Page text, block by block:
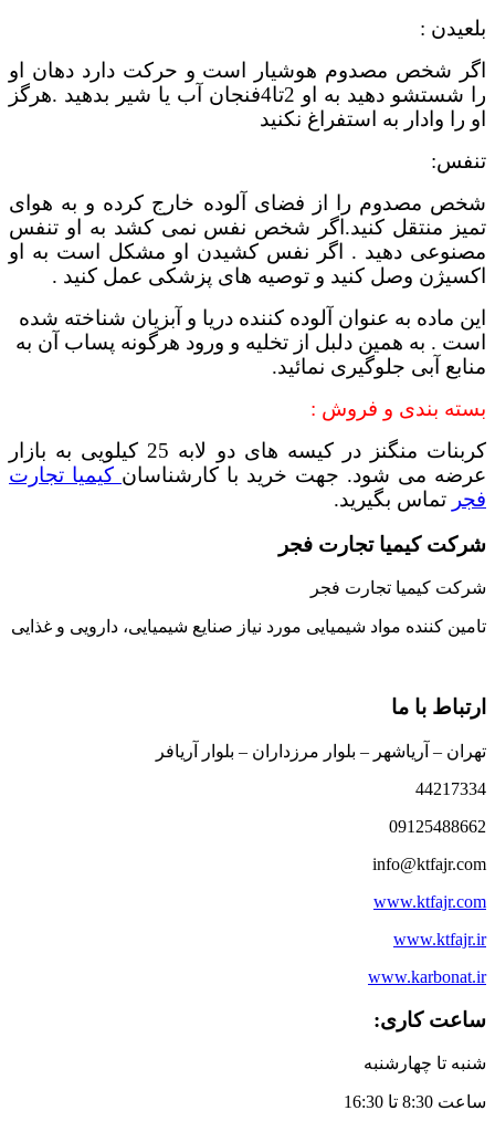
بلعیدن :
اگر شخص مصدوم هوشیار است و حرکت دارد دهان او
را شستشو دهید به او 2تا4فنجان آب یا شیر بدهید .هرگز
او را وادار به استفراغ نکنید
تنفس:
شخص مصدوم را از فضای آلوده خارج کرده و به هوای
تمیز منتقل کنید.اگر شخص نفس نمی کشد به او تنفس
مصنوعی دهید . اگر نفس کشیدن او مشکل است به او
اکسیژن وصل کنید و توصیه های پزشکی عمل کنید .
این ماده به عنوان آلوده کننده دریا و آبزیان شناخته شده
است . به همین دلبل از تخلیه و ورود هرگونه پساب آن به
منابع آبی جلوگیری نمائید.
بسته بندی و فروش :
کربنات منگنز در کیسه های دو لابه 25 کیلویی به بازار
عرضه می شود. جهت خرید با کارشناسان کیمیا تجارت
فجر تماس بگیرید.
شرکت کیمیا تجارت فجر
شرکت کیمیا تجارت فجر
تامین کننده مواد شیمیایی مورد نیاز صنایع شیمیایی، دارویی و غذایی
ارتباط با ما
تهران – آریاشهر – بلوار مرزداران – بلوار آریافر
44217334
09125488662
info@ktfajr.com
www.ktfajr.com
www.ktfajr.ir
www.karbonat.ir
ساعت کاری:
شنبه تا چهارشنبه
ساعت 8:30 تا 16:30